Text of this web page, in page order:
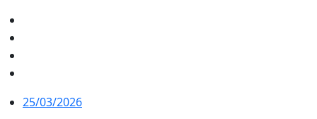
25/03/2026